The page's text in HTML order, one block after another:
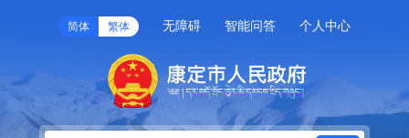
简体 繁体 无障碍 智能问答 个人中心